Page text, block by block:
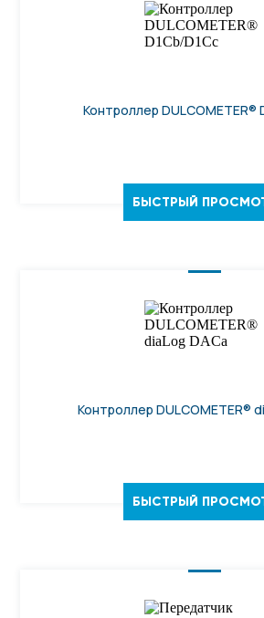
Контроллер DULCOMETER®
БЫСТРЫЙ
Контроллер DULCOMETER®
БЫСТРЫЙ